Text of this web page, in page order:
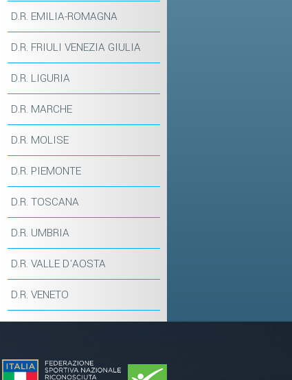
D.R. EMILIA-ROMAGNA
D.R. FRIULI VENEZIA GIULIA
D.R. LIGURIA
D.R. MARCHE
D.R. MOLISE
D.R. PIEMONTE
D.R. TOSCANA
D.R. UMBRIA
D.R. VALLE D'AOSTA
D.R. VENETO